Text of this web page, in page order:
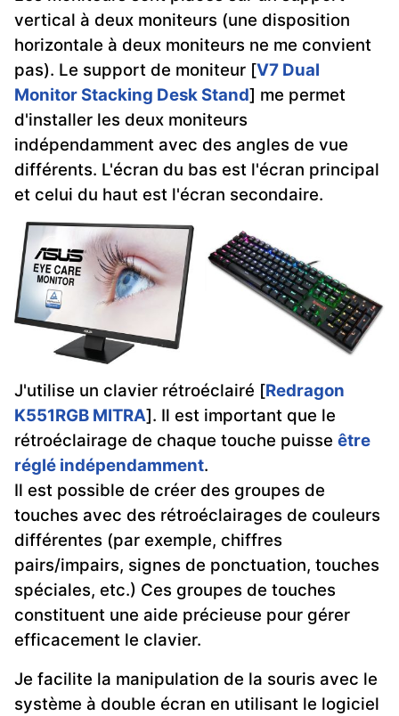
vertical à deux moniteurs (une disposition
horizontale à deux moniteurs ne me convient
pas). Le support de moniteur [V7 Dual
Monitor Stacking Desk Stand] me permet
d'installer les deux moniteurs
indépendamment avec des angles de vue
différents. L'écran du bas est l'écran principal
et celui du haut est l'écran secondaire.
J'utilise un clavier rétroéclairé [Redragon
K551RGB MITRA]. Il est important que le
rétroéclairage de chaque touche puisse être
réglé indépendamment.
Il est possible de créer des groupes de
touches avec des rétroéclairages de couleurs
différentes (par exemple, chiffres
pairs/impairs, signes de ponctuation, touches
spéciales, etc.) Ces groupes de touches
constituent une aide précieuse pour gérer
efficacement le clavier.
Je facilite la manipulation de la souris avec le
système à double écran en utilisant le logiciel